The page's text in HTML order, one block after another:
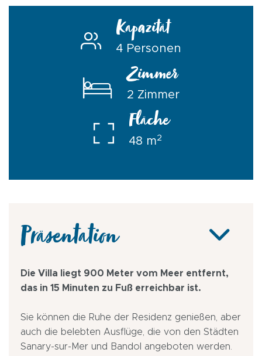
Kapazität
4 Personen
Zimmer
2 Zimmer
Fläche
48 m2
Präsentation
Die Villa liegt 900 Meter vom Meer entfernt,
das in 15 Minuten zu Fuß erreichbar ist.
Sie können die Ruhe der Residenz genießen, aber
auch die belebten Ausflüge, die von den Städten
Sanary-sur-Mer und Bandol angeboten werden.